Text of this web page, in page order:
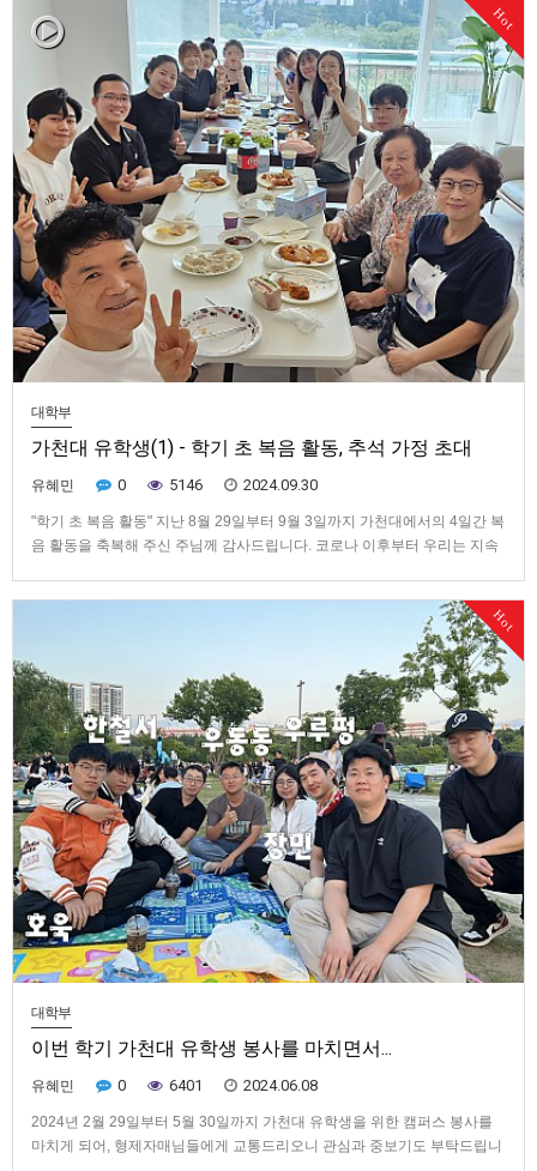
고 올해 9월에 의정부에 있는 신한대 경영대학원에 …
Hot
대학부
가천대 유학생(1) - 학기 초 복음 활동, 추석 가정 초대
유혜민 0 5146 2024.09.30
"학기 초 복음 활동" 지난 8월 29일부터 9월 3일까지 가천대에서의 4일간 복
음 활동을 축복해 주신 주님께 감사드립니다. 코로나 이후부터 우리는 지속
Hot
대학부
이번 학기 가천대 유학생 봉사를 마치면서...
유혜민 0 6401 2024.06.08
2024년 2월 29일부터 5월 30일까지 가천대 유학생을 위한 캠퍼스 봉사를
마치게 되어, 형제자매님들에게 교통드리오니 관심과 중보기도 부탁드립니